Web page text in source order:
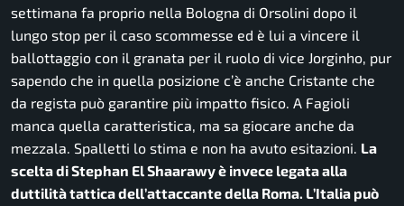
settimana fa proprio nella Bologna di Orsolini dopo il
lungo stop per il caso scommesse ed è lui a vincere il
ballottaggio con il granata per il ruolo di vice Jorginho, pur
sapendo che in quella posizione c’è anche Cristante che
da regista può garantire più impatto fisico. A Fagioli
manca quella caratteristica, ma sa giocare anche da
mezzala. Spalletti lo stima e non ha avuto esitazioni. La
scelta di Stephan El Shaarawy è invece legata alla
duttilità tattica dell’attaccante della Roma. L’Italia può